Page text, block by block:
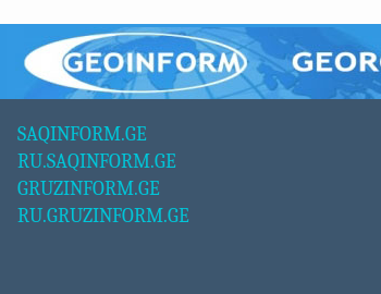
SAQINFORM.GE
RU.SAQINFORM.GE
GRUZINFORM.GE
RU.GRUZINFORM.GE